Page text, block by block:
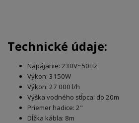
Technické údaje:
Napájanie: 230V~50Hz
Výkon: 3150W
Výkon: 27 000 l/h
Výška vodného stĺpca: do 20m
Priemer hadice: 2"
Dĺžka kábla: 8m